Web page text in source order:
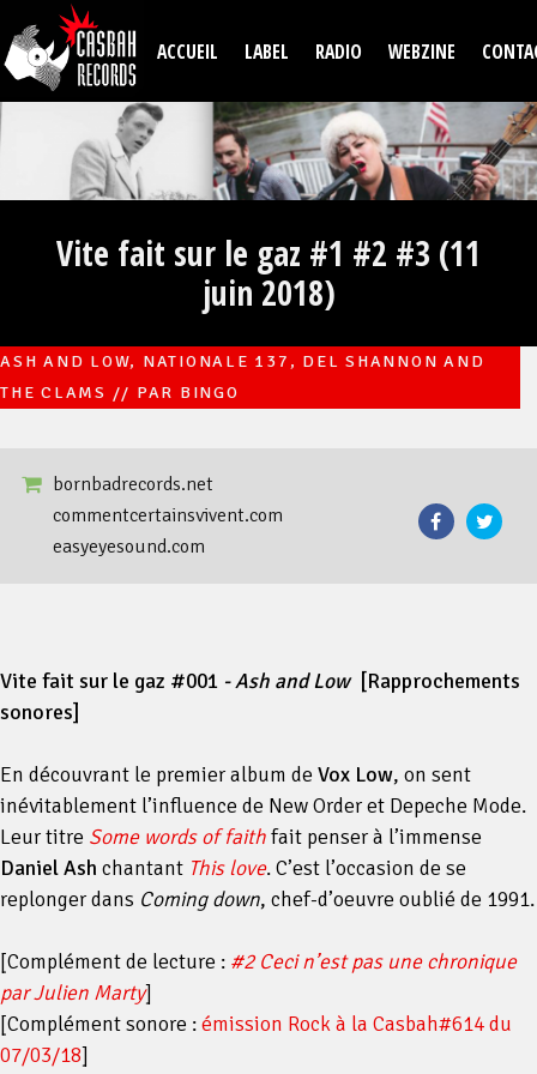
Aller au contenu principal
ACCUEIL LABEL RADIO WEBZINE
Vite fait sur le gaz #1 #2 #3 (11
juin 2018)
ASH AND LOW, NATIONALE 137, DEL SHANNON AND
THE CLAMS // PAR BINGO
bornbadrecords.net
commentcertainsvivent.com
easyeyesound.com
Vite fait sur le gaz #001 - Ash and Low [Rapprochements
sonores]
En découvrant le premier album de Vox Low, on sent
inévitablement l’influence de New Order et Depeche Mode.
Leur titre Some words of faithfait penser à l’immense
Daniel Ash chantant This love. C’est l’occasion de se
replonger dans Coming down, chef-d’oeuvre oublié de 1991.
[Complément de lecture : #2 Ceci n’est pas une chronique
par Julien Marty]
[Complément sonore :émission Rock à la Casbah#614 du
07/03/18]